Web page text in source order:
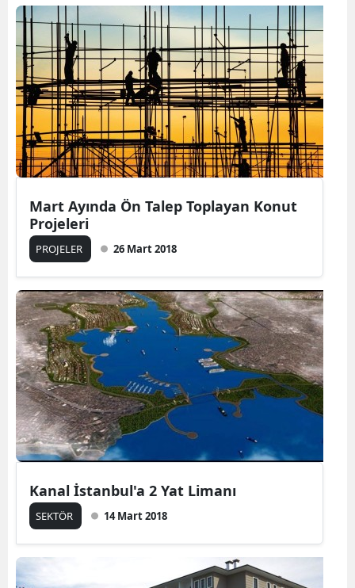
Mart Ayında Ön Talep Toplayan Konut
Projeleri
PROJELER 26 Mart 2018
Kanal İstanbul'a 2 Yat Limanı
SEKTÖR 14 Mart 2018